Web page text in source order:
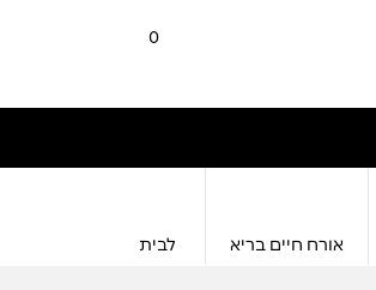
0
אורח חיים בריא לבית